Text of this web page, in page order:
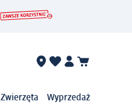
Zwierzęta Wyprzedaż